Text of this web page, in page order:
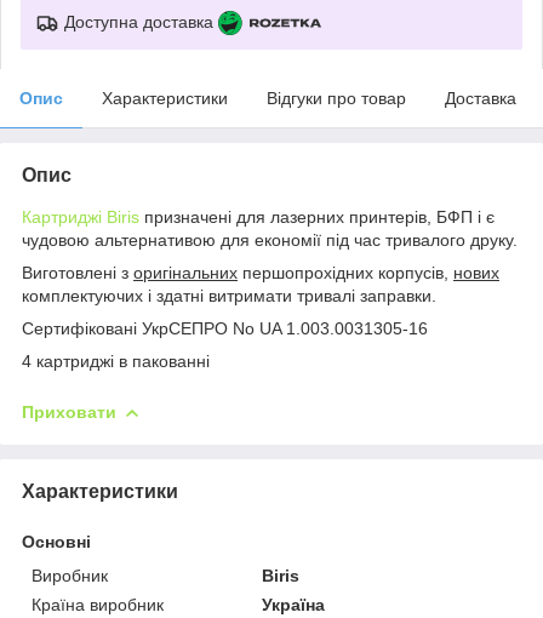
Доступна доставка
Опис Характеристики Відгуки про товар Доставка
Опис
Картриджі Biris призначені для лазерних принтерів, БФП і є
чудовою альтернативою для економії під час тривалого друку.
Виготовлені з оригінальних першопрохідних корпусів, нових
комплектуючих і здатні витримати тривалі заправки.
Сертифіковані УкрСЕПРО No UA 1.003.0031305-16
4 картриджі в пакованні
Приховати
Характеристики
Основні
Виробник
Biris
Країна виробник
Україна